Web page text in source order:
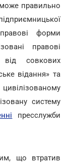
правильно
правові форми
правові
совкових
відання» та
систему
пресслужби
що втратив